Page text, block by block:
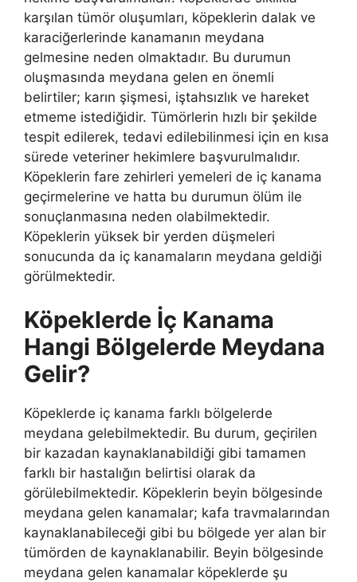
karşılan tümör oluşumları, köpeklerin dalak ve
karaciğerlerinde kanamanın meydana
gelmesine neden olmaktadır. Bu durumun
oluşmasında meydana gelen en önemli
belirtiler; karın şişmesi, iştahsızlık ve hareket
etmeme istediğidir. Tümörlerin hızlı bir şekilde
tespit edilerek, tedavi edilebilinmesi için en kısa
sürede veteriner hekimlere başvurulmalıdır.
Köpeklerin fare zehirleri yemeleri de iç kanama
geçirmelerine ve hatta bu durumun ölüm ile
sonuçlanmasına neden olabilmektedir.
Köpeklerin yüksek bir yerden düşmeleri
sonucunda da iç kanamaların meydana geldiği
görülmektedir.
Köpeklerde İç Kanama
Hangi Bölgelerde Meydana
Gelir?
Köpeklerde iç kanama farklı bölgelerde
meydana gelebilmektedir. Bu durum, geçirilen
bir kazadan kaynaklanabildiği gibi tamamen
farklı bir hastalığın belirtisi olarak da
görülebilmektedir. Köpeklerin beyin bölgesinde
meydana gelen kanamalar; kafa travmalarından
kaynaklanabileceği gibi bu bölgede yer alan bir
tümörden de kaynaklanabilir. Beyin bölgesinde
meydana gelen kanamalar köpeklerde şu